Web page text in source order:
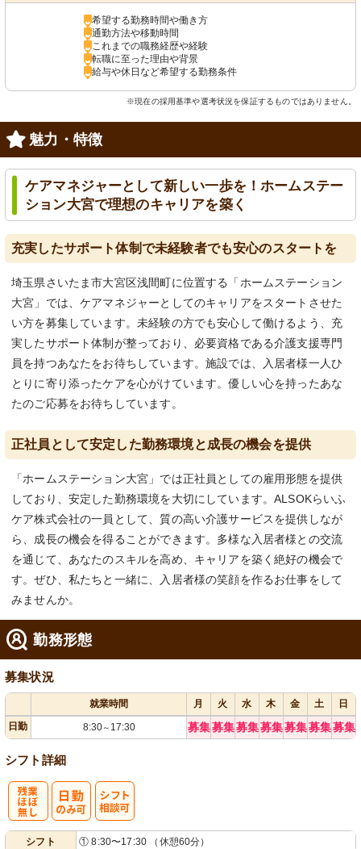
希望する勤務時間や働き方
通勤方法や移動時間
これまでの職務経歴や経験
転職に至った理由や背景
給与や休日など希望する勤務条件
※現在の採用基準や選考状況を保証するものではありません。
魅力・特徴
ケアマネジャーとして新しい一歩を！ホームステー
ション大宮で理想のキャリアを築く
充実したサポート体制で未経験者でも安心のスタートを
埼玉県さいたま市大宮区浅間町に位置する「ホームステーション
大宮」では、ケアマネジャーとしてのキャリアをスタートさせた
い方を募集しています。未経験の方でも安心して働けるよう、充
実したサポート体制が整っており、必要資格である介護支援専門
員を持つあなたをお待ちしています。施設では、入居者様一人ひ
とりに寄り添ったケアを心がけています。優しい心を持ったあな
たのご応募をお待ちしています。
正社員として安定した勤務環境と成長の機会を提供
「ホームステーション大宮」では正社員としての雇用形態を提供
しており、安定した勤務環境を大切にしています。ALSOKらいふ
ケア株式会社の一員として、質の高い介護サービスを提供しなが
ら、成長の機会を得ることができます。多様な入居者様との交流
を通じて、あなたのスキルを高め、キャリアを築く絶好の機会で
す。ぜひ、私たちと一緒に、入居者様の笑顔を作るお仕事をして
みませんか。
勤務形態
募集状況
就業時間 月 火 水 木 金 土
日
日勤
8:30～ 17:30 募集募集募集募集募集募集募集
シフト詳細
シフト ① 8:30〜17:30 （休憩60分）